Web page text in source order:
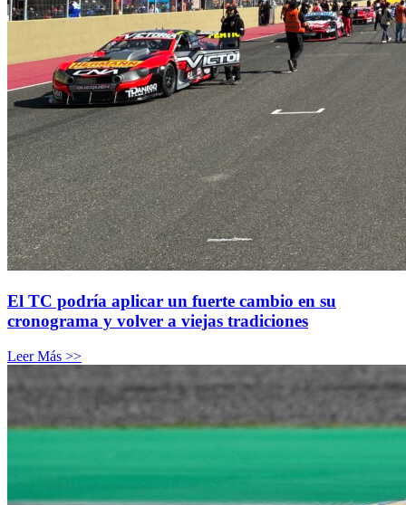
El TC podría aplicar un fuerte cambio en su
cronograma y volver a viejas tradiciones
Leer Más >>